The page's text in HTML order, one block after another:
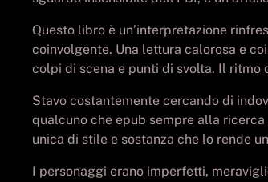
Questo libro è un’interpretazione
coinvolgente. Una lettura calorosa e
colpi di scena e punti di svolta. Il ritmo
Stavo costantemente cercando di
qualcuno che epub sempre alla
unica di stile e sostanza che lo rende
I personaggi erano imperfetti,